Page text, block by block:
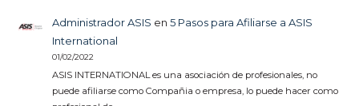
Administrador ASIS en 5 Pasos para Afiliarse a ASIS
International
01/02/2022
ASIS INTERNATIONAL es una asociación de profesionales, no
puede afiliarse como Compañia o empresa, lo puede hacer como